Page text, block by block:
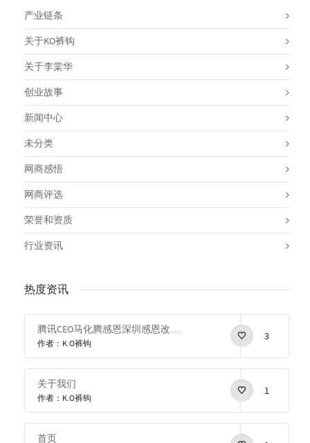
产业链条
关于KO裤钩
关于李棠华
创业故事
新闻中心
未分类
网商感悟
网商评选
荣誉和资质
行业资讯
热度资讯
腾讯CEO马化腾感恩深圳感恩改革开放
作者：K.O裤钩
3
关于我们
作者：K.O裤钩
1
首页